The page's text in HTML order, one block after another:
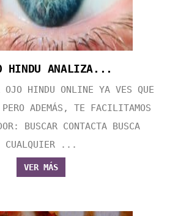
HINDU ANALIZA...
OJO HINDU ONLINE YA VES QUE
ADEMÁS, TE FACILITAMOS
BUSCAR CONTACTA BUSCA
CUALQUIER ...
VER MÁS